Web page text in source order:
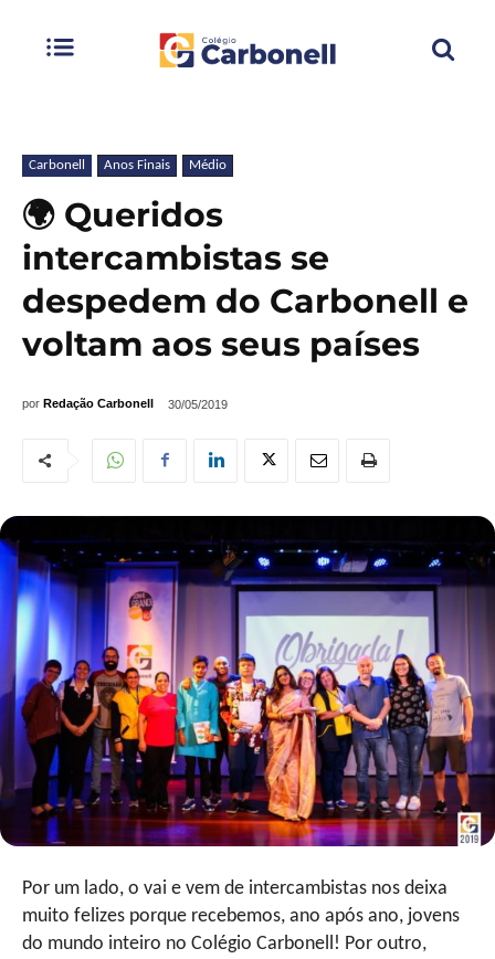
Carbonell Anos Finais Médio
🌍 Queridos
intercambistas se
despedem do Carbonell e
voltam aos seus países
por Redação Carbonell 30/05/2019
Por um lado, o vai e vem de intercambistas nos deixa
muito felizes porque recebemos, ano após ano, jovens
do mundo inteiro no Colégio Carbonell! Por outro,